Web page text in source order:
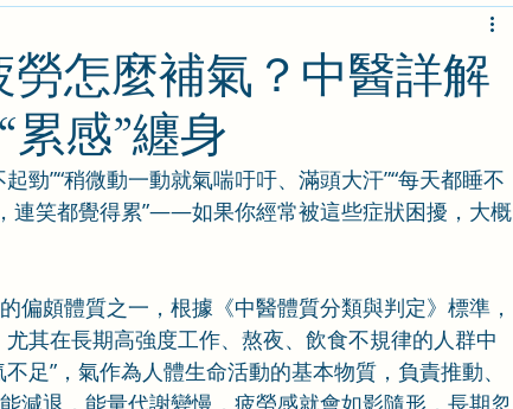
怎麼補氣？中醫詳解
感”纏身
勁”“稍微動一動就氣喘吁吁、滿頭大汗”“每天都睡不
連笑都覺得累”——如果你經常被這些症狀困擾，大概
偏頗體質之一，根據《中醫體質分類與判定》標準，
其在長期高強度工作、熬夜、飲食不規律的人群中
足”，氣作為人體生命活動的基本物質，負責推動、
減退，能量代謝變慢，疲勞感就會如影隨形，長期忽